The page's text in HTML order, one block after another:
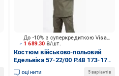
1 689.30 ₴/шт.
До -10% з суперкредиткою Visa Вигода
Костюм військово-польовий
Едельвіка 57-22/00 Р.48 173-179
см р.M
оцінити 5 варіантів